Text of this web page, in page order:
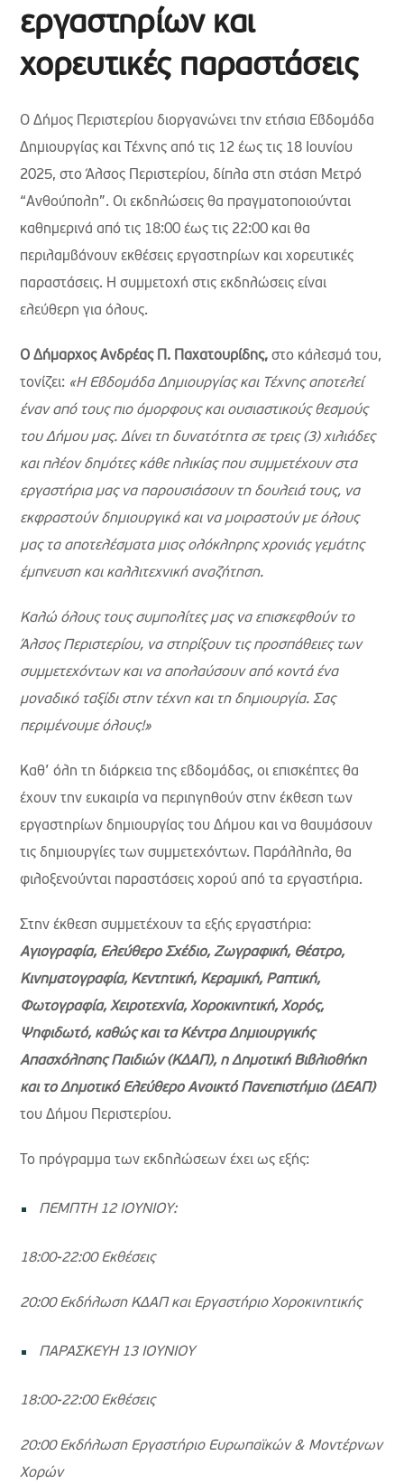
εργαστηρίων και
χορευτικές παραστάσεις
Ο Δήμος Περιστερίου διοργανώνει την ετήσια Εβδομάδα
Δημιουργίας και Τέχνης από τις 12 έως τις 18 Ιουνίου
2025, στο Άλσος Περιστερίου, δίπλα στη στάση Μετρό
“Ανθούπολη”. Οι εκδηλώσεις θα πραγματοποιούνται
καθημερινά από τις 18:00 έως τις 22:00 και θα
περιλαμβάνουν εκθέσεις εργαστηρίων και χορευτικές
παραστάσεις. Η συμμετοχή στις εκδηλώσεις είναι
ελεύθερη για όλους.
Ο Δήμαρχος Ανδρέας Π. Παχατουρίδης, στο κάλεσμά του,
τονίζει: «Η Εβδομάδα Δημιουργίας και Τέχνης αποτελεί
έναν από τους πιο όμορφους και ουσιαστικούς θεσμούς
του Δήμου μας. Δίνει τη δυνατότητα σε τρεις (3) χιλιάδες
και πλέον δημότες κάθε ηλικίας που συμμετέχουν στα
εργαστήρια μας να παρουσιάσουν τη δουλειά τους, να
εκφραστούν δημιουργικά και να μοιραστούν με όλους
μας τα αποτελέσματα μιας ολόκληρης χρονιάς γεμάτης
έμπνευση και καλλιτεχνική αναζήτηση.
Καλώ όλους τους συμπολίτες μας να επισκεφθούν το
Άλσος Περιστερίου, να στηρίξουν τις προσπάθειες των
συμμετεχόντων και να απολαύσουν από κοντά ένα
μοναδικό ταξίδι στην τέχνη και τη δημιουργία. Σας
περιμένουμε όλους!»
Καθ’ όλη τη διάρκεια της εβδομάδας, οι επισκέπτες θα
έχουν την ευκαιρία να περιηγηθούν στην έκθεση των
εργαστηρίων δημιουργίας του Δήμου και να θαυμάσουν
τις δημιουργίες των συμμετεχόντων. Παράλληλα, θα
φιλοξενούνται παραστάσεις χορού από τα εργαστήρια.
Στην έκθεση συμμετέχουν τα εξής εργαστήρια:
Αγιογραφία, Ελεύθερο Σχέδιο, Ζωγραφική, Θέατρο,
Κινηματογραφία, Κεντητική, Κεραμική, Ραπτική,
Φωτογραφία, Χειροτεχνία, Χοροκινητική, Χορός,
Ψηφιδωτό, καθώς και τα Κέντρα Δημιουργικής
Απασχόλησης Παιδιών (ΚΔΑΠ), η Δημοτική Βιβλιοθήκη
και το Δημοτικό Ελεύθερο Ανοικτό Πανεπιστήμιο (ΔΕΑΠ)
του Δήμου Περιστερίου.
Το πρόγραμμα των εκδηλώσεων έχει ως εξής:
ΠΕΜΠΤΗ 12 ΙΟΥΝΙΟΥ:
18:00-22:00 Εκθέσεις
20:00 Εκδήλωση ΚΔΑΠ και Εργαστήριο Χοροκινητικής
ΠΑΡΑΣΚΕΥΗ 13 ΙΟΥΝΙΟΥ
18:00-22:00 Εκθέσεις
20:00 Εκδήλωση Εργαστήριο Ευρωπαϊκών & Μοντέρνων
Χορών